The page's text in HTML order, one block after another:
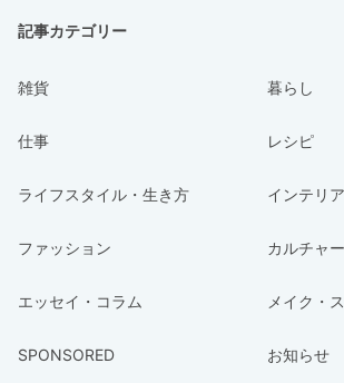
記事カテゴリー
雑貨 暮らし
仕事 レシピ
ライフスタイル・生き方 インテリア
ファッション カルチャー
エッセイ・コラム メイク・
SPONSORED お知らせ